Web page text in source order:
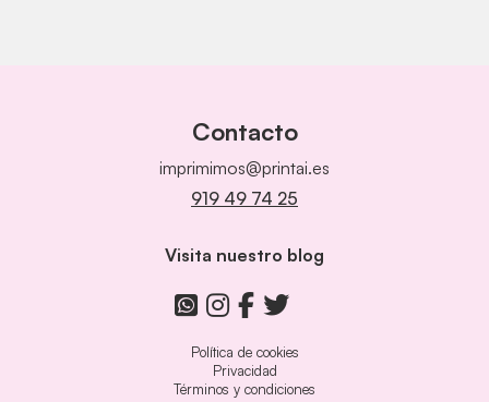
Contacto
imprimimos@printai.es
919 49 74 25
Visita nuestro blog
Política de cookies
Privacidad
Términos y condiciones